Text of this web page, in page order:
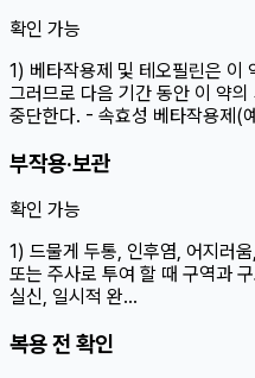
확인 가능
1) 베타작용제 및 테오필린은 이
그러므로 다음 기간 동안 이 약
중단한다. - 속효성 베타작용제(
부작용·보관
확인 가능
1) 드물게 두통, 인후염, 어지러
또는 주사로 투여 할 때 구역과
실신, 일시적 완…
복용 전 확인